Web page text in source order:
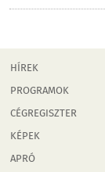
HÍREK
PROGRAMOK
CÉGREGISZTER
KÉPEK
APRÓ